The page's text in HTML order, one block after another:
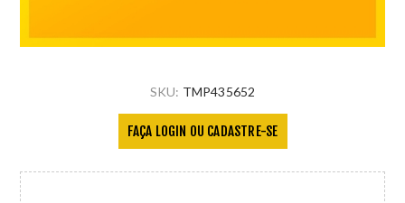
SKU: TMP435652
FAÇA LOGIN OU CADASTRE-SE